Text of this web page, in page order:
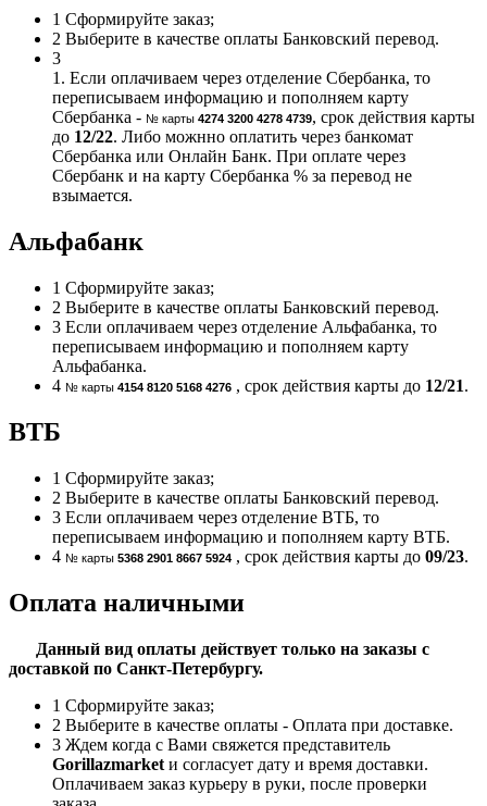
1 Сформируйте заказ;
2 Выберите в качестве оплаты Банковский перевод.
3
1. Если оплачиваем через отделение Сбербанка, то
переписываем информацию и пополняем карту
Сбербанка - № карты 4274 3200 4278 4739, срок действия карты
до 12/22. Либо можнно оплатить через банкомат
Сбербанка или Онлайн Банк. При оплате через
Сбербанк и на карту Сбербанка % за перевод не
взымается.
Альфабанк
1 Сформируйте заказ;
2 Выберите в качестве оплаты Банковский перевод.
3 Если оплачиваем через отделение Альфабанка, то
переписываем информацию и пополняем карту
Альфабанка.
4 № карты 4154 8120 5168 4276 , срок действия карты до 12/21.
ВТБ
1 Сформируйте заказ;
2 Выберите в качестве оплаты Банковский перевод.
3 Если оплачиваем через отделение ВТБ, то
переписываем информацию и пополняем карту ВТБ.
4 № карты 5368 2901 8667 5924 , срок действия карты до 09/23.
Оплата наличными
Данный вид оплаты действует только на заказы с
доставкой по Санкт-Петербургу.
1 Сформируйте заказ;
2 Выберите в качестве оплаты - Оплата при доставке.
3 Ждем когда с Вами свяжется представитель
Gorillazmarket и согласует дату и время доставки.
Оплачиваем заказ курьеру в руки, после проверки